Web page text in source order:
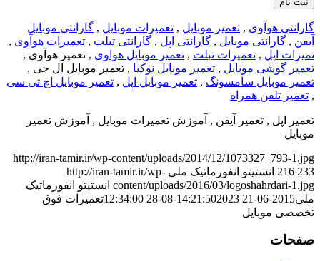
گارانتی هوآوی , تعمیر موبایل , تعمیرات موبایل , گارانتی موبایل
آیفن , گارانتی موبایل , گارانتی اپل , گارانتی تبلت , تعمیرات هوآوی ,
تمیرات اپل , تعمیرات تبلت , تعمیر موبایل هواوی , تعمیر هوآوی ,
تعمیر گوشی موبایل , تعمیر موبایل نوکیا , تعمیر موبایل ال جی ,
تعمیر موبایل سامسونگ , تعمیر موبایل اپل , تعمیر موبایل اچ تی سی
, تعمیر تلفن همراه
تعمیر اپل , تعمیر آیفن , آموزش تعمیرات موبایل , آموزش تعمیر
موبایل
http://iran-tamir.ir/wp-content/uploads/2014/12/1073327_793-1.jpg
216 233 انستیتو انفورماتیک ملی http://iran-tamir.ir/wp-
content/uploads/2016/03/logoshahrdari-1.jpg انستیتو انفورماتیک
ملی2015-06-21 14:21:50
2023-08-28 12:34:00
تعمیرات فوق
تخصصی موبایل
صفحات